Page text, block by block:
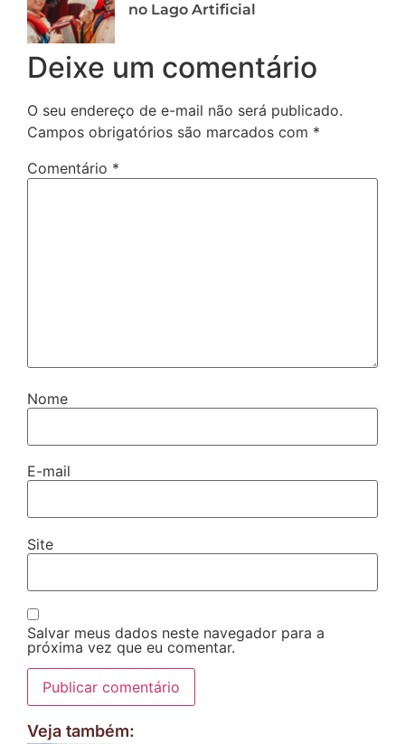
no Lago Artificial
Deixe um comentário
O seu endereço de e-mail não será publicado.
Campos obrigatórios são marcados com *
Comentário *
Nome
E-mail
Site
Salvar meus dados neste navegador para a
próxima vez que eu comentar.
Veja também: